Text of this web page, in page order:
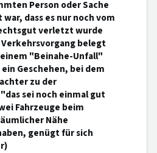
Person oder Sache
dass es nur noch vom
verletzt wurde
belegt
"Beinahe-Unfall"
Geschehen, bei dem
zu der
sei noch einmal gut
Fahrzeuge beim
Nähe
genügt für sich